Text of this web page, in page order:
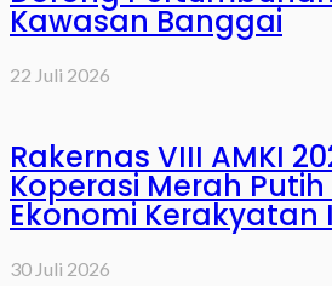
Kawasan Banggai
22 Juli 2026
Rakernas VIII AMKI
Koperasi Merah
Ekonomi Kerakyatan
30 Juli 2026